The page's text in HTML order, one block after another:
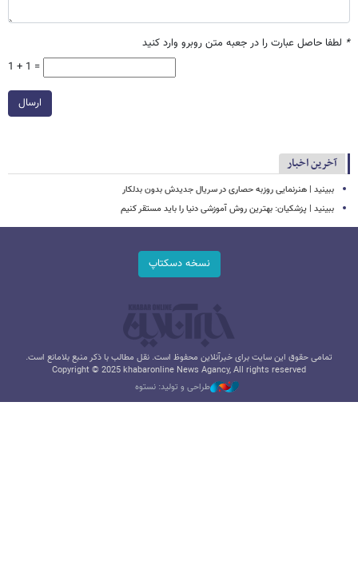
* لطفا حاصل عبارت را در جعبه متن روبرو وارد کنید
1 + 1 =
ارسال
آخرین اخبار
ببینید | هنرنمایی روزبه حصاری در سریال جدیدش بدون بدلکار
ببینید | پزشکیان: بهترین روش آموزشی دنیا را باید مستقر کنیم
نسخه دسکتاپ
تمامی حقوق این سایت برای خبرآنلاین محفوظ است. نقل مطالب با ذکر منبع بلامانع است.
Copyright © 2025 khabaronline News Agancy, All rights reserved
طراحی و تولید: نستوه